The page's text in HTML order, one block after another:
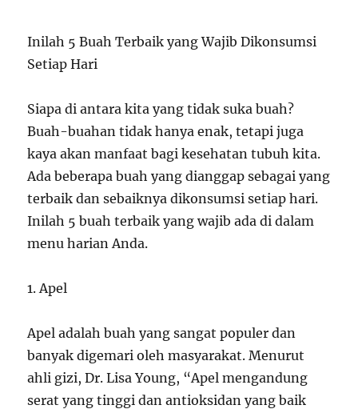
Inilah 5 Buah Terbaik yang Wajib Dikonsumsi
Setiap Hari
Siapa di antara kita yang tidak suka buah?
Buah-buahan tidak hanya enak, tetapi juga
kaya akan manfaat bagi kesehatan tubuh kita.
Ada beberapa buah yang dianggap sebagai yang
terbaik dan sebaiknya dikonsumsi setiap hari.
Inilah 5 buah terbaik yang wajib ada di dalam
menu harian Anda.
1. Apel
Apel adalah buah yang sangat populer dan
banyak digemari oleh masyarakat. Menurut
ahli gizi, Dr. Lisa Young, “Apel mengandung
serat yang tinggi dan antioksidan yang baik